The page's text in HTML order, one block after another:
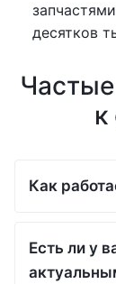
десятков
к
Как
Есть ли у